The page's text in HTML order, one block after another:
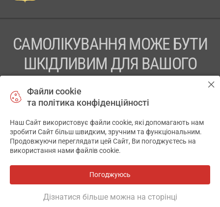
САМОЛІКУВАННЯ МОЖЕ БУТИ
ШКІДЛИВИМ ДЛЯ ВАШОГО
ПЕРЕД ЗАСТОСУВАННЯМ ПРЕПАРАТУ ПРОКОНСУЛЬТУЙТЕСЬ
ТОВ «АПТЕКА 911.ЮА» Код ЄДРПОУ 43631965.
Відмова від відповідальності
© 2014-2026. Медична інформаційна система АПТЕКА911.ЮА
Файли cookie
та політика конфіденційності
Наш Сайт використовує файли cookie, які допомагають нам
зробити Сайт більш швидким, зручним та функціональним.
Продовжуючи переглядати цей Сайт, Ви погоджуєтесь на
використання нами файлів cookie.
Погоджуюсь
Дізнатися більше можна на сторінці
✕